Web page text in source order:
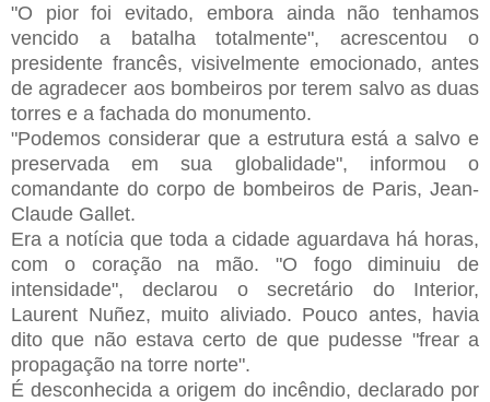
"O pior foi evitado, embora ainda não tenhamos
vencido a batalha totalmente", acrescentou o
presidente francês, visivelmente emocionado, antes
de agradecer aos bombeiros por terem salvo as duas
torres e a fachada do monumento.
"Podemos considerar que a estrutura está a salvo e
preservada em sua globalidade", informou o
comandante do corpo de bombeiros de Paris, Jean-
Claude Gallet.
Era a notícia que toda a cidade aguardava há horas,
com o coração na mão. "O fogo diminuiu de
intensidade", declarou o secretário do Interior,
Laurent Nuñez, muito aliviado. Pouco antes, havia
dito que não estava certo de que pudesse "frear a
propagação na torre norte".
É desconhecida a origem do incêndio, declarado por